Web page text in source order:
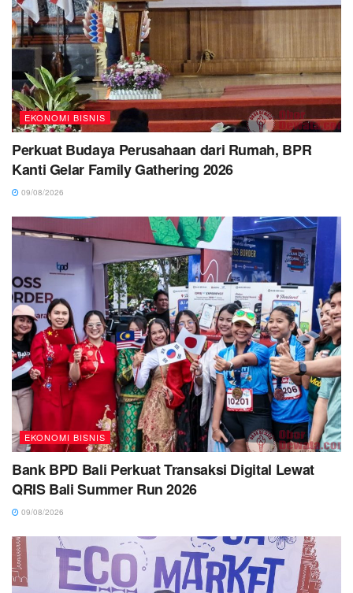
EKONOMI BISNIS
Perkuat Budaya Perusahaan dari Rumah, BPR
Kanti Gelar Family Gathering 2026
09/08/2026
EKONOMI BISNIS
Bank BPD Bali Perkuat Transaksi Digital Lewat
QRIS Bali Summer Run 2026
09/08/2026